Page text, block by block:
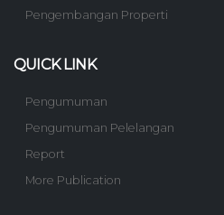
Pengembangan Properti
QUICK LINK
Pengumuman
Pengumuman Pelelangan
Report
More Publication